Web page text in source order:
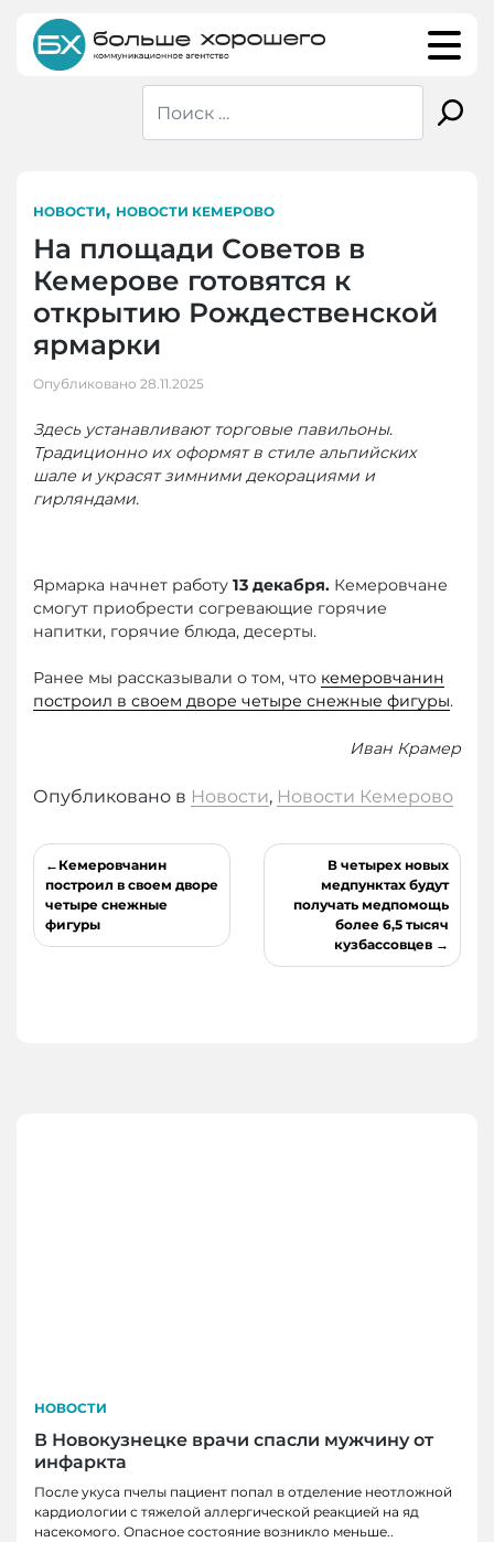
content
НОВОСТИ, НОВОСТИ КЕМЕРОВО
На площади Советов в
Кемерове готовятся к
открытию Рождественской
ярмарки
Опубликовано 28.11.2025
Здесь устанавливают торговые павильоны.
Традиционно их оформят в стиле альпийских
шале и украсят зимними декорациями и
гирляндами.
Ярмарка начнет работу 13 декабря. Кемеровчане
смогут приобрести согревающие горячие
напитки, горячие блюда, десерты.
Ранее мы рассказывали о том, что кемеровчанин
построил в своем дворе четыре снежные фигуры.
Иван Крамер
Опубликовано в Новости, Новости Кемерово
Навигация
по
записям
Кемеровчанин
построил в своем дворе
четыре снежные
фигуры
В четырех новых
медпунктах будут
получать медпомощь
более 6,5 тысяч
кузбассовцев
НОВОСТИ
В Новокузнецке врачи спасли мужчину от
инфаркта
После укуса пчелы пациент попал в отделение неотложной
кардиологии с тяжелой аллергической реакцией на яд
насекомого. Опасное состояние возникло меньше..